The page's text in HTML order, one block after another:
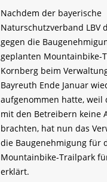
Nachdem der bayerische
Naturschutzverband LBV
gegen die
geplanten Mountainbike-
Kornberg beim
Bayreuth Ende Januar
aufgenommen hatte, weil
mit den Betreibern keine
brachten, hat nun das
die Baugenehmigung für
Mountainbike-Trailpark
erklärt.